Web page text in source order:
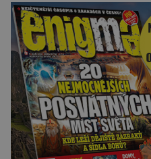
kromě syrových bobů. Příběh se rychle stává
jednou z největších záhad
po téměř devíti stech letech není